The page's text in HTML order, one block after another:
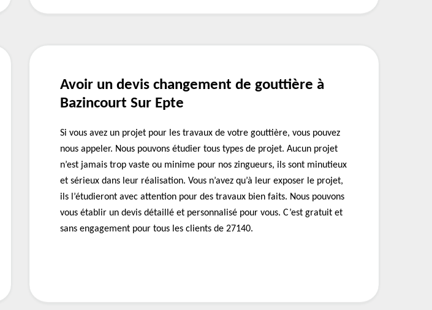
Avoir un devis changement de gouttière à
Bazincourt Sur Epte
Si vous avez un projet pour les travaux de votre gouttière, vous pouvez
nous appeler. Nous pouvons étudier tous types de projet. Aucun projet
n’est jamais trop vaste ou minime pour nos zingueurs, ils sont minutieux
et sérieux dans leur réalisation. Vous n’avez qu’à leur exposer le projet,
ils l’étudieront avec attention pour des travaux bien faits. Nous pouvons
vous établir un devis détaillé et personnalisé pour vous. C’est gratuit et
sans engagement pour tous les clients de 27140.